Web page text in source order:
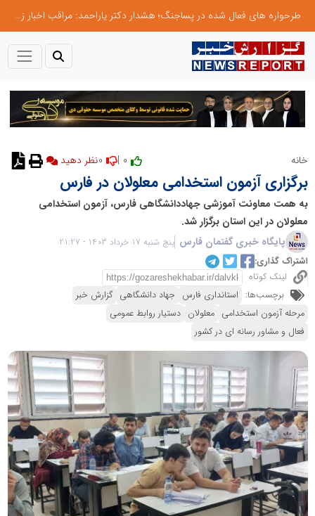
طرحواره های فعال شده در پساجنگ؛ هشدار دکتر یاراحمد: مراقب اخبار زرد و واکنش های هیجانی باشید
خانه نظر دهید
برگزاری آزمون استخدامی معلولان در فارس
به همت معاونت آموزشی جهاددانشگاهی فارس، آزمون استخدامی
معلولان در این استان برگزار شد.
پایگاه خبری گفتمان فارس پنج شنبه 17 خرداد 1403 - 21:27
اشتراک گذاری:
لینک کوتاه
برچسب‌ها: استانداری فارس جهاد دانشگاهی گزارش خبر
مرحله آزمون‌ استخدامی معلولان دستیار روابط عمومی
فعال و مشاور رسانه ای در کشور